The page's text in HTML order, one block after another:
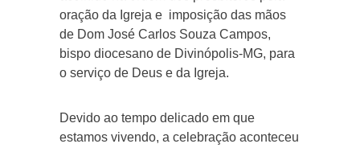
oração da Igreja e imposição das mãos
de Dom José Carlos Souza Campos,
bispo diocesano de Divinópolis-MG, para
o serviço de Deus e da Igreja.
Devido ao tempo delicado em que
estamos vivendo, a celebração aconteceu